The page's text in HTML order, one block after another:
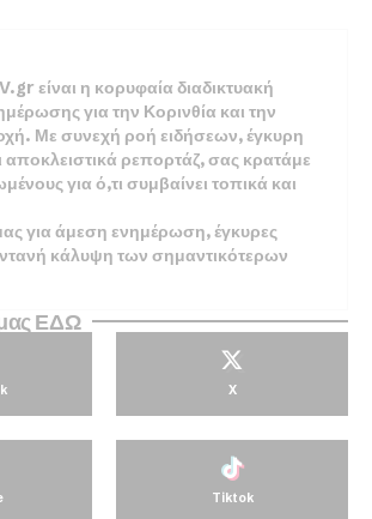
είναι η κορυφαία διαδικτυακή
για την Κορινθία και την
Με συνεχή ροή ειδήσεων, έγκυρη
ρεπορτάζ, σας κρατάμε
για ό,τι συμβαίνει τοπικά και
για άμεση ενημέρωση, έγκυρες
κάλυψη των σημαντικότερων
ΕΔΩ
X
Tiktok